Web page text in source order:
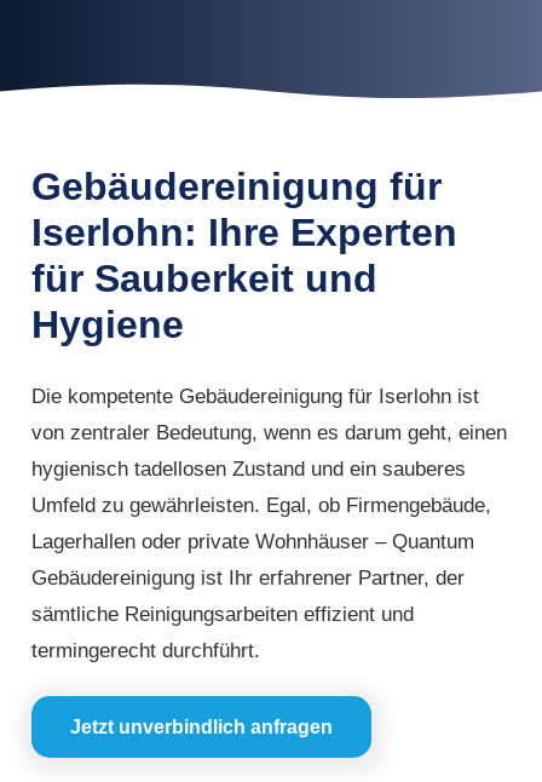
Gebäudereinigung für
Iserlohn: Ihre Experten
für Sauberkeit und
Hygiene
Die kompetente Gebäudereinigung für Iserlohn ist
von zentraler Bedeutung, wenn es darum geht, einen
hygienisch tadellosen Zustand und ein sauberes
Umfeld zu gewährleisten. Egal, ob Firmengebäude,
Lagerhallen oder private Wohnhäuser – Quantum
Gebäudereinigung ist Ihr erfahrener Partner, der
sämtliche Reinigungsarbeiten effizient und
termingerecht durchführt.
Jetzt unverbindlich anfragen